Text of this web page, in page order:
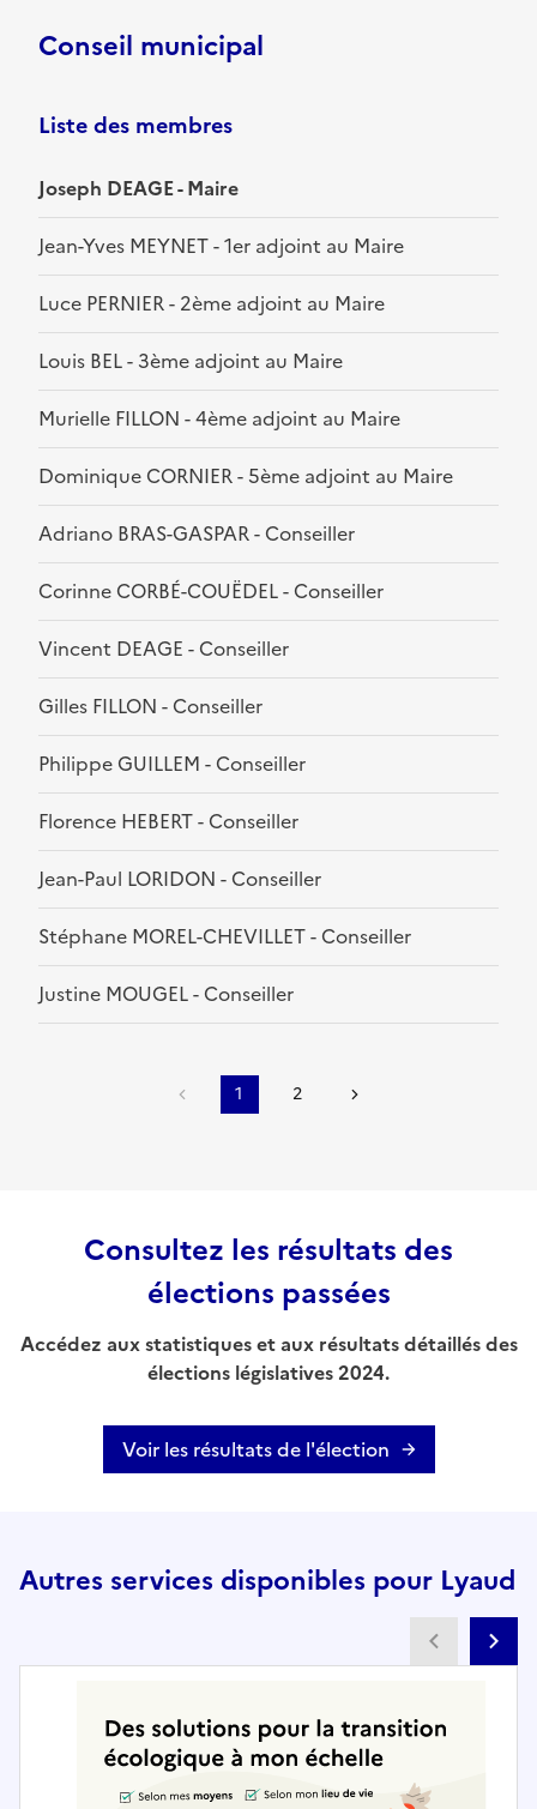
Conseil municipal
Liste des membres
Joseph DEAGE - Maire
Jean-Yves MEYNET - 1er adjoint au Maire
Luce PERNIER - 2ème adjoint au Maire
Louis BEL - 3ème adjoint au Maire
Murielle FILLON - 4ème adjoint au Maire
Dominique CORNIER - 5ème adjoint au Maire
Adriano BRAS-GASPAR - Conseiller
Corinne CORBÉ-COUËDEL - Conseiller
Vincent DEAGE - Conseiller
Gilles FILLON - Conseiller
Philippe GUILLEM - Conseiller
Florence HEBERT - Conseiller
Jean-Paul LORIDON - Conseiller
Stéphane MOREL-CHEVILLET - Conseiller
Justine MOUGEL - Conseiller
1 2
Consultez les résultats des
élections passées
Accédez aux statistiques et aux résultats détaillés des
élections législatives 2024.
Voir les résultats de l'élection
Autres services disponibles pour Lyaud